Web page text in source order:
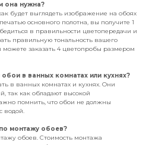
она нужна?
будет выглядеть изображение на обоях
основного полотна, вы получите 1
в правильности цветопередачи и
правильную тональность вашего
заказать 4 цветопробы размером
в ванных комнатах или кухнях?
в ванных комнатах и кухнях. Они
так как обладают высокой
помнить, что обои не должны
водой.
монтажу обоев?
обоев. Стоимость монтажа